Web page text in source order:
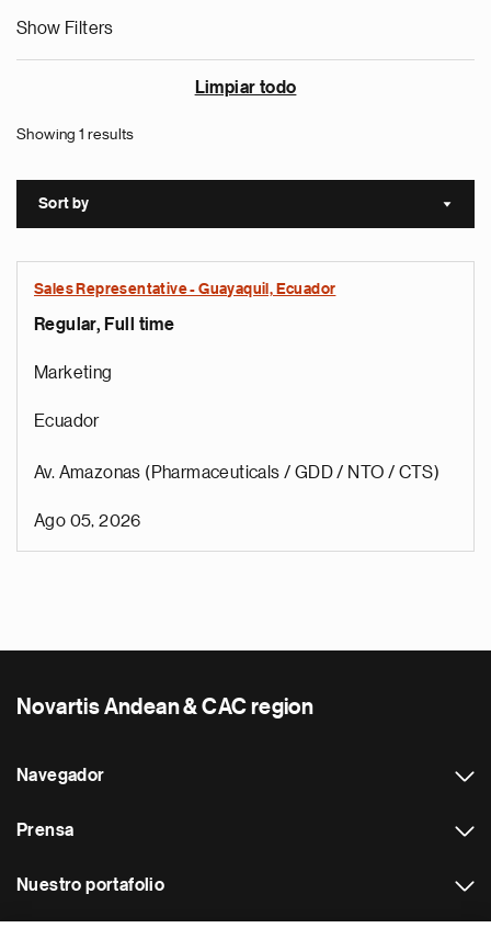
Show Filters
Limpiar todo
Showing 1 results
Sort by Sort
Sales Representative - Guayaquil, Ecuador
Regular, Full time
Marketing
Ecuador
Av. Amazonas (Pharmaceuticals / GDD / NTO / CTS)
Ago 05, 2026
Novartis Andean & CAC region
Navegador
Prensa
Nuestro portafolio